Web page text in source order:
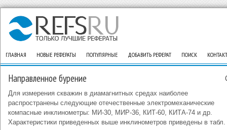
ГЛАВНАЯ НОВЫЕ РЕФЕРАТЫ ПОПУЛЯРНЫЕ ДОБАВИТЬ РЕФЕРАТ ПОИСК
Направленное бурение
Для измерения скважин в диамагнитных средах наиболее
распространены следующие отечественные электромеханические
компасные инклинометры: МИ-30, МИР-36, КИТ-60, КИТА-74 и др.
Характеристики приведенных выше инклинометров приведены в табл.